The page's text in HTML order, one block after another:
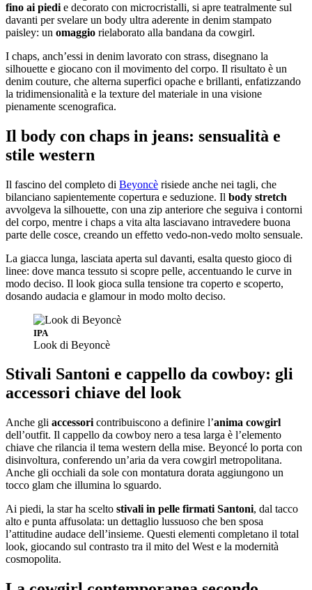
fino ai piedi e decorato con microcristalli, si apre teatralmente sul
davanti per svelare un body ultra aderente in denim stampato
paisley: un omaggio rielaborato alla bandana da cowgirl.
I chaps, anch’essi in denim lavorato con strass, disegnano la
silhouette e giocano con il movimento del corpo. Il risultato è un
denim couture, che alterna superfici opache e brillanti, enfatizzando
la tridimensionalità e la texture del materiale in una visione
pienamente scenografica.
Il body con chaps in jeans: sensualità e
stile western
Il fascino del completo di Beyoncè risiede anche nei tagli, che
bilanciano sapientemente copertura e seduzione. Il body stretch
avvolgeva la silhouette, con una zip anteriore che seguiva i contorni
del corpo, mentre i chaps a vita alta lasciavano intravedere buona
parte delle cosce, creando un effetto vedo-non-vedo molto sensuale.
La giacca lunga, lasciata aperta sul davanti, esalta questo gioco di
linee: dove manca tessuto si scopre pelle, accentuando le curve in
modo deciso. Il look gioca sulla tensione tra coperto e scoperto,
dosando audacia e glamour in modo molto deciso.
IPA
Look di Beyoncè
Stivali Santoni e cappello da cowboy: gli
accessori chiave del look
Anche gli accessori contribuiscono a definire l’anima cowgirl
dell’outfit. Il cappello da cowboy nero a tesa larga è l’elemento
chiave che rilancia il tema western della mise. Beyoncé lo porta con
disinvoltura, conferendo un’aria da vera cowgirl metropolitana.
Anche gli occhiali da sole con montatura dorata aggiungono un
tocco glam che illumina lo sguardo.
Ai piedi, la star ha scelto stivali in pelle firmati Santoni, dal tacco
alto e punta affusolata: un dettaglio lussuoso che ben sposa
l’attitudine audace dell’insieme. Questi elementi completano il total
look, giocando sul contrasto tra il mito del West e la modernità
cosmopolita.